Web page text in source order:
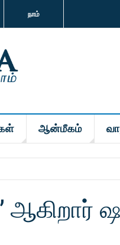
நாம்
ஆன்மீகம்